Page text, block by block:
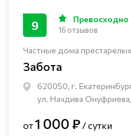
Частные дома
Забота
620050, г.
ул. Начдива
9 Превосходно
16 отзывов
от1 000 ₽ / сутки